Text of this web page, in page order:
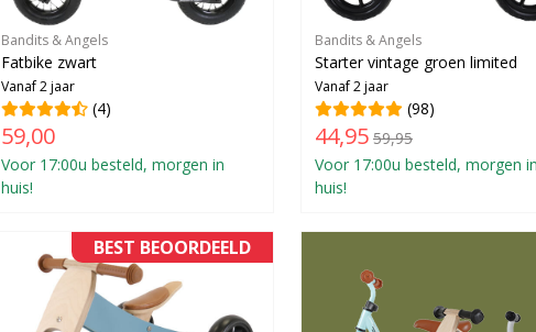
Bandits & Angels
Fatbike zwart
Vanaf 2 jaar
(4)
59,00
Voor 17:00u besteld, morgen in
huis!
Bandits & Angels
Starter vintage groen limited
Vanaf 2 jaar
(98)
44,95 59,95
Voor 17:00u besteld, morgen in
huis!
BEST BEOORDEELD